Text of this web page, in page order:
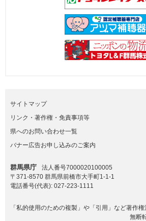
サイトマップ
リンク・著作権・免責事項等
県へのお問い合わせ一覧
バナー広告お申し込みのご案内
群馬県庁
法人番号7000020100005
〒371-8570 群馬県前橋市大手町1-1-1
電話番号(代表): 027-223-1111
「私的使用のための複製」や「引用」など著作
無断